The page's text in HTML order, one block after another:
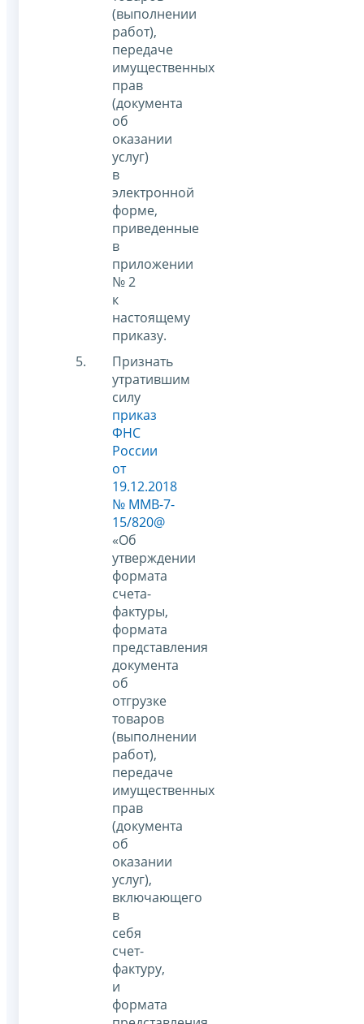
(выполнении
работ),
передаче
имущественных
прав
(документа
об
оказании
услуг)
в
электронной
форме,
приведенные
в
приложении
№ 2
к
настоящему
приказу.
Признать
утратившим
силу
приказ
ФНС
России
от
19.12.2018
№ ММВ-7-
15/820@
«Об
утверждении
формата
счета-
фактуры,
формата
представления
документа
об
отгрузке
товаров
(выполнении
работ),
передаче
имущественных
прав
(документа
об
оказании
услуг),
включающего
в
себя
счет-
фактуру,
и
формата